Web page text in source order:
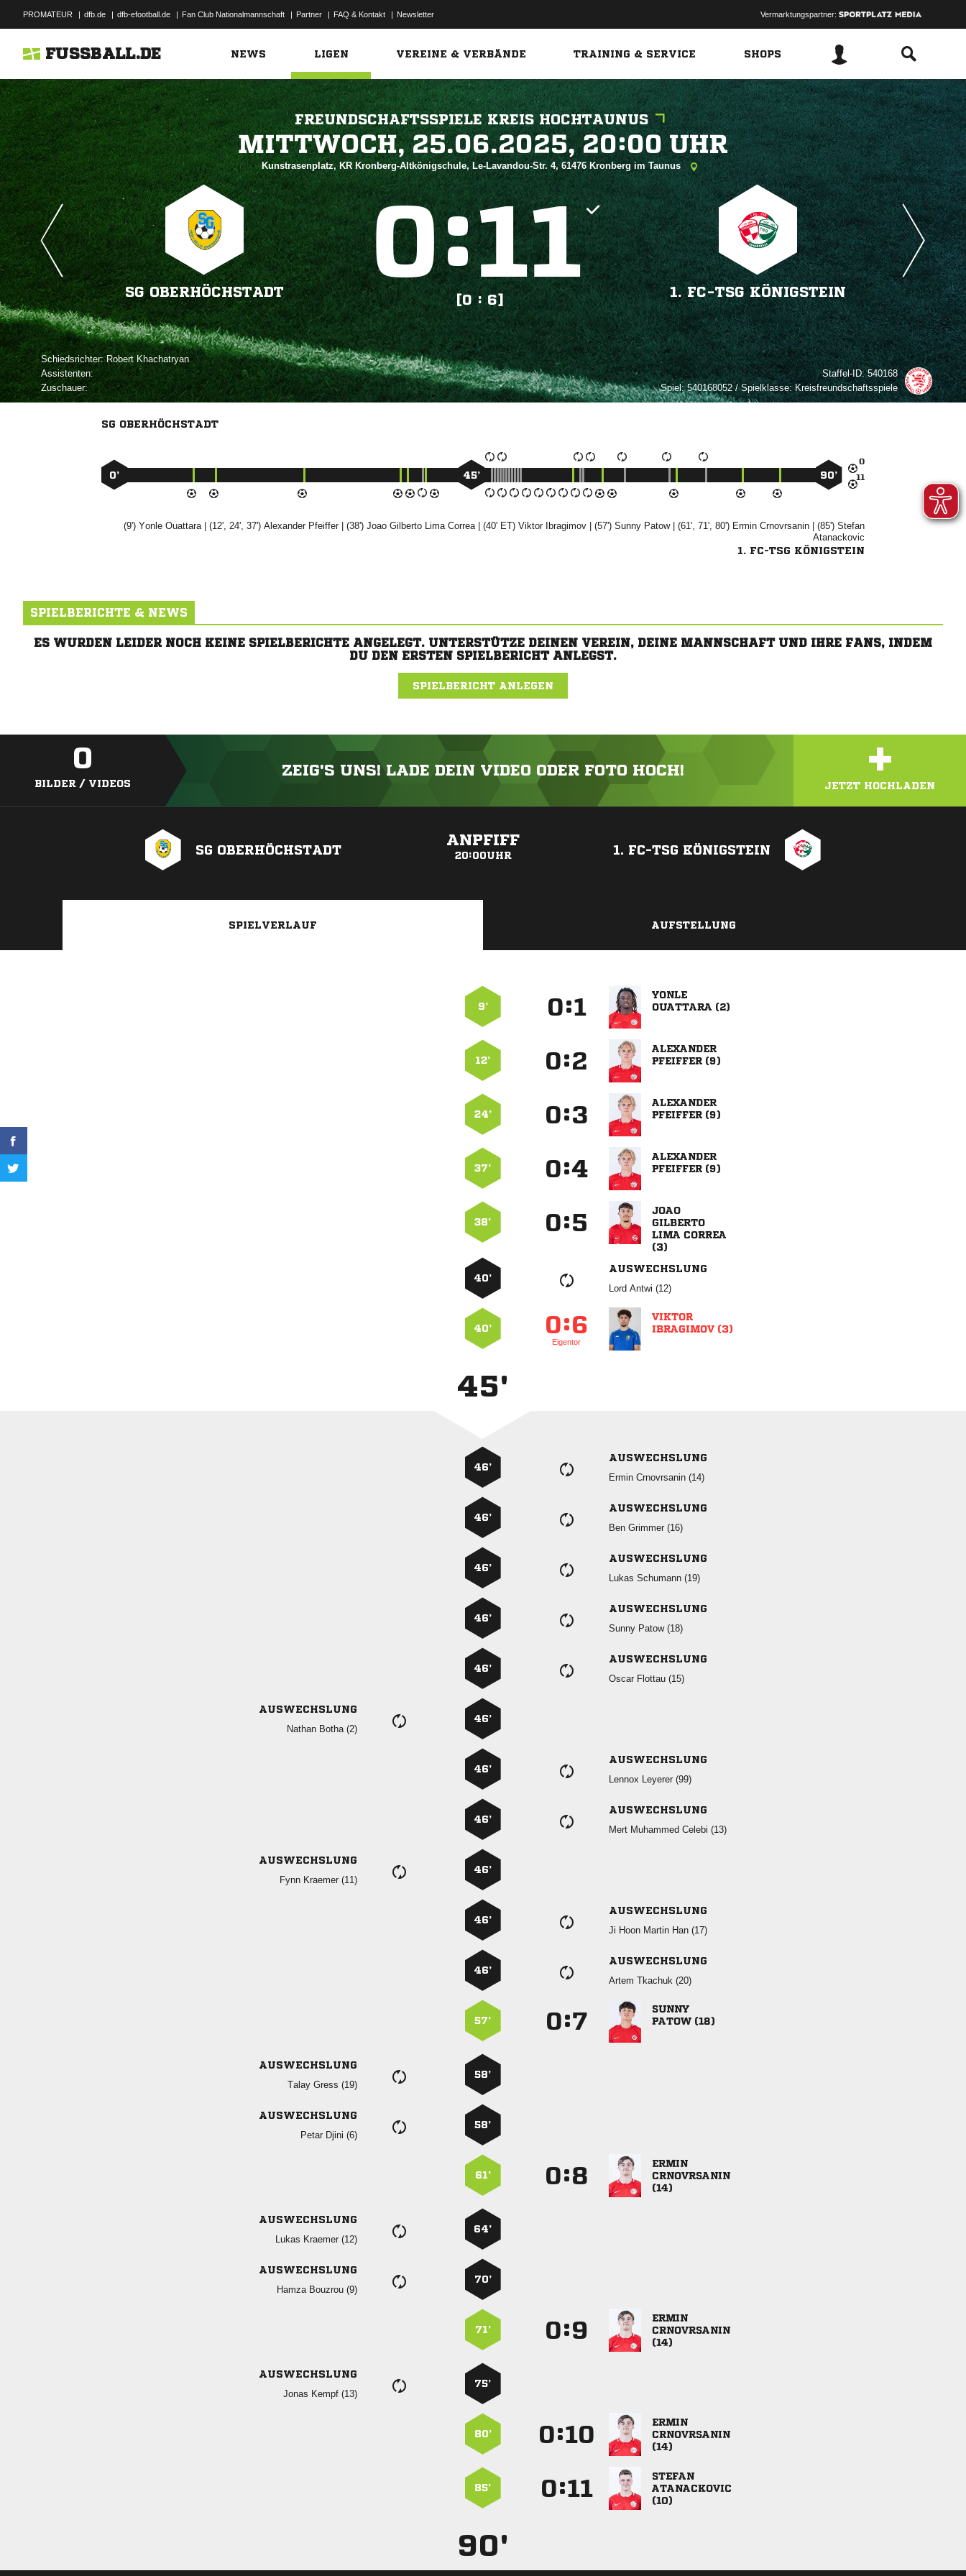
PROMATEUR | dfb.de | dfb-efootball.de | Fan Club Nationalmannschaft | Partner | FAQ & Kontakt | Newsletter Vermarktungspartner:
FUSSBALL.DE NEWS LIGEN VEREINE & VERBÄNDE TRAINING & SERVICE SHOPS
FREUNDSCHAFTSSPIELE KREIS HOCHTAUNUS
   
Kunstrasenplatz, KR Kronberg-Altkönigschule, Le-Lavandou-Str. 4, 61476 Kronberg im Taunus
SG OBERHÖCHSTADT
:
[0 : 6]
1. FC-TSG KÖNIGSTEIN
Schiedsrichter:  
Assistenten:
Zuschauer:
Staffel-ID:540168
Spiel:540168052 / Spielklasse: Kreisfreundschaftsspiele
SG OBERHÖCHSTADT


0’ 45’ 90’
(9') | (12', 24', 37') | (38')   | (40' ET)  | (57') | (61', 71', 80')   | (85')

1. FC-TSG KÖNIGSTEIN
SPIELBERICHTE & NEWS
ES WURDEN LEIDER NOCH KEINE SPIELBERICHTE ANGELEGT. UNTERSTÜTZE DEINEN VEREIN, DEINE MANNSCHAFT UND IHRE FANS, INDEM
DU DEN ERSTEN SPIELBERICHT ANLEGST.
SPIELBERICHT ANLEGEN
0
BILDER / VIDEOS
ZEIG'S UNS! LADE DEIN VIDEO ODER FOTO HOCH! +
JETZT HOCHLADEN
SG OBERHÖCHSTADT
ANPFIFF
20:00UHR 1. FC-TSG KÖNIGSTEIN
SPIELVERLAUF AUFSTELLUNG
9’ :

 
12’ :

 
24’ :

 
37’ :

 
38’ :


 

40’
AUSWECHSLUNG
  
40’ :
Eigentor

 
45'
46’
AUSWECHSLUNG
  
46’
AUSWECHSLUNG
  
46’
AUSWECHSLUNG
  
46’
AUSWECHSLUNG
  
46’
AUSWECHSLUNG
  
AUSWECHSLUNG
  
46’
46’
AUSWECHSLUNG
  
46’
AUSWECHSLUNG
   
AUSWECHSLUNG
  
46’
46’
AUSWECHSLUNG
    
46’
AUSWECHSLUNG
  
57’ :

 
AUSWECHSLUNG
  
58’
AUSWECHSLUNG
  
58’
61’ :



AUSWECHSLUNG
  
64’
AUSWECHSLUNG
  
70’
71’ :



AUSWECHSLUNG
  
75’
80’ :



85’ :



90'